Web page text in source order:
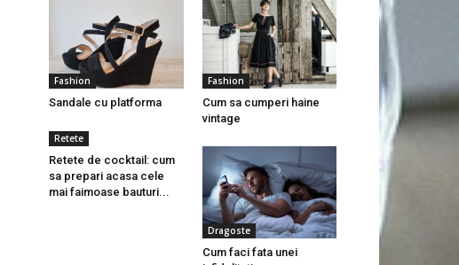
Fashion
Sandale cu platforma
Fashion
Cum sa cumperi haine
vintage
Retete
Retete de cocktail: cum
sa prepari acasa cele
mai faimoase bauturi...
Dragoste
Cum faci fata unei